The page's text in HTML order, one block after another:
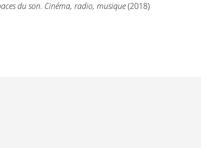
du son. Cinéma, radio, musique(2018)